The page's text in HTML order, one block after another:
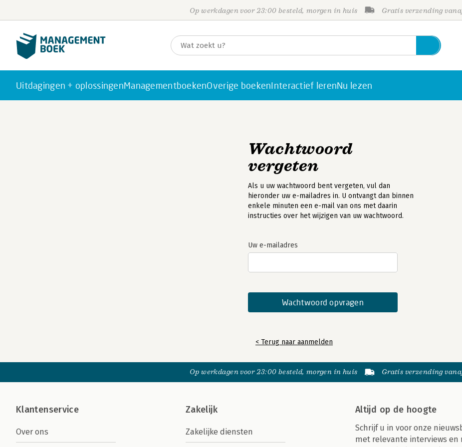
Op werkdagen voor 23:00 besteld, morgen in huis Gratis verzending
Uitdagingen + oplossingenManagementboekenOverige boekenInteractief lerenNu lezen
Wachtwoord
vergeten
Als u uw wachtwoord bent vergeten, vul dan
hieronder uw e-mailadres in. U ontvangt dan binnen
enkele minuten een e-mail van ons met daarin
instructies over het wijzigen van uw wachtwoord.
Uw e-mailadres
< Terug naar aanmelden
Op werkdagen voor 23:00 besteld, morgen in huis Gratis verzending
Klantenservice
Over ons
Zakelijk
Zakelijke diensten
Altijd op de hoogte
Schrijf u in voor onze
met relevante interviews en